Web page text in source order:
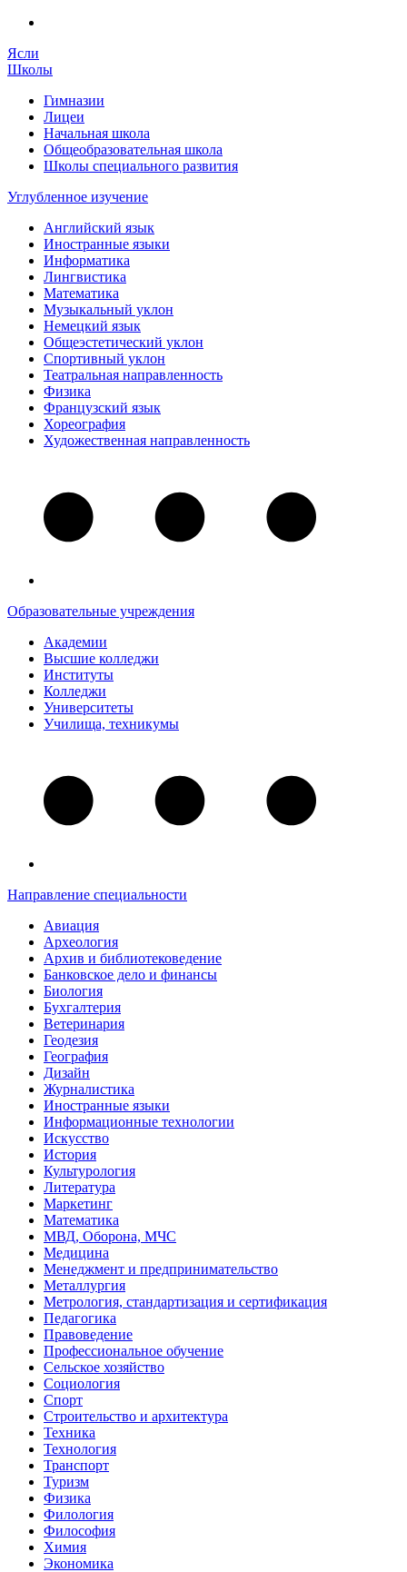
Ясли
Школы
Гимназии
Лицеи
Начальная школа
Общеобразовательная школа
Школы специального развития
Углубленное изучение
Английский язык
Иностранные языки
Информатика
Лингвистика
Математика
Музыкальный уклон
Немецкий язык
Общеэстетический уклон
Спортивный уклон
Театральная направленность
Физика
Французский язык
Хореография
Художественная направленность
Образовательные учреждения
Академии
Высшие колледжи
Институты
Колледжи
Университеты
Училища, техникумы
Направление специальности
Авиация
Археология
Архив и библиотековедение
Банковское дело и финансы
Биология
Бухгалтерия
Ветеринария
Геодезия
География
Дизайн
Журналистика
Иностранные языки
Информационные технологии
Искусство
История
Культурология
Литература
Маркетинг
Математика
МВД, Оборона, МЧС
Медицина
Менеджмент и предпринимательство
Металлургия
Метрология, стандартизация и сертификация
Педагогика
Правоведение
Профессиональное обучение
Сельское хозяйство
Социология
Спорт
Строительство и архитектура
Техника
Технология
Транспорт
Туризм
Физика
Филология
Философия
Химия
Экономика